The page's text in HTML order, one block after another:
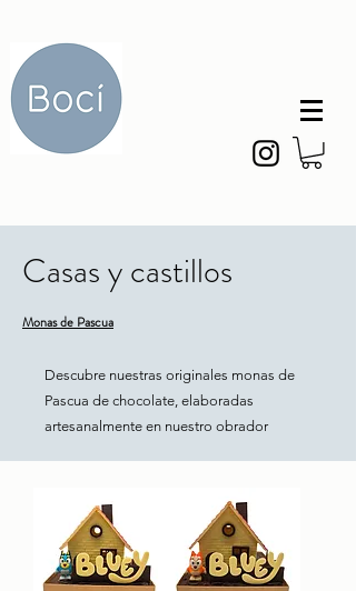
Casas y castillos
Descubre nuestras originales monas de
Pascua de chocolate, elaboradas
artesanalmente en nuestro obrador
Monas de Pascua